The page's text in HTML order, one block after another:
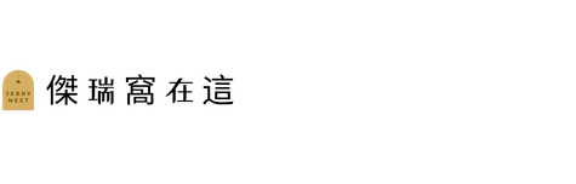
主
要